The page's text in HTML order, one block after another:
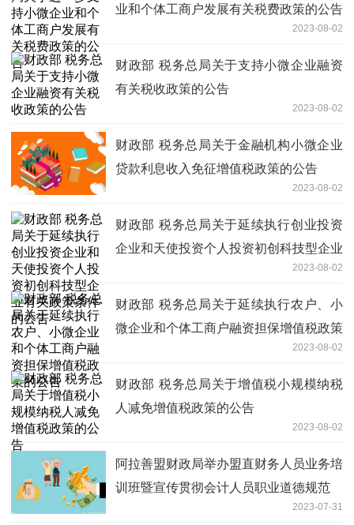
业和个体工商户发展有关税费政策的公告
2023-08-02
财政部 税务总局关于支持小微企业融资
有关税收政策的公告
2023-08-02
财政部 税务总局关于金融机构小微企业
贷款利息收入免征增值税政策的公告
2023-08-02
财政部 税务总局关于延续执行创业投资
企业和天使投资个人投资初创科技型企业
2023-08-02
财政部 税务总局关于延续执行农户、小
微企业和个体工商户融资担保增值税政策
2023-08-02
财政部 税务总局关于增值税小规模纳税
人减免增值税政策的公告
2023-08-02
阿拉善盟财政局举办盟直财务人员业务培
训班暨宣传贯彻会计人员职业道德规范
2023-07-31